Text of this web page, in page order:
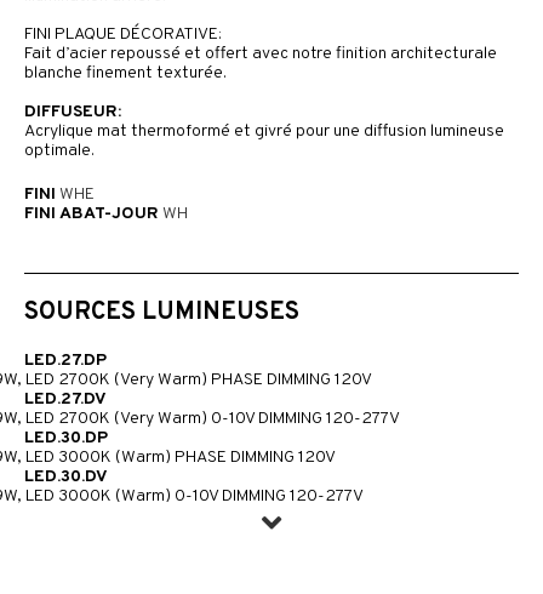
FINI PLAQUE DÉCORATIVE:
Fait d’acier repoussé et offert avec notre finition architecturale
blanche finement texturée.
DIFFUSEUR:
Acrylique mat thermoformé et givré pour une diffusion lumineuse
optimale.
FINI WHE
FINI ABAT-JOUR WH
SOURCES LUMINEUSES
LED.27.DP
LED 2700K (Very Warm) PHASE DIMMING 120V
LED.27.DV
LED 2700K (Very Warm) 0-10V DIMMING 120-277V
LED.30.DP
LED 3000K (Warm) PHASE DIMMING 120V
LED.30.DV
LED 3000K (Warm) 0-10V DIMMING 120-277V